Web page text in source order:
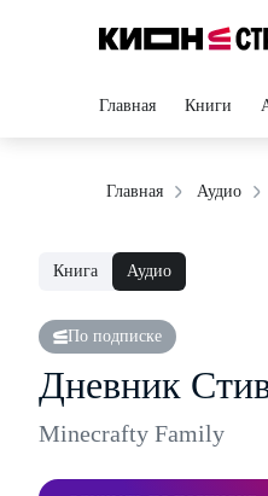
Главная Книги
Главная Аудио
Книга Аудио
По подписке
Дневник
Minecrafty Family